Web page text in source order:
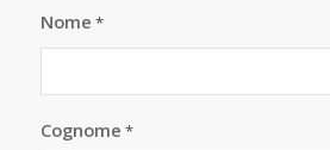
Nome *
Cognome *